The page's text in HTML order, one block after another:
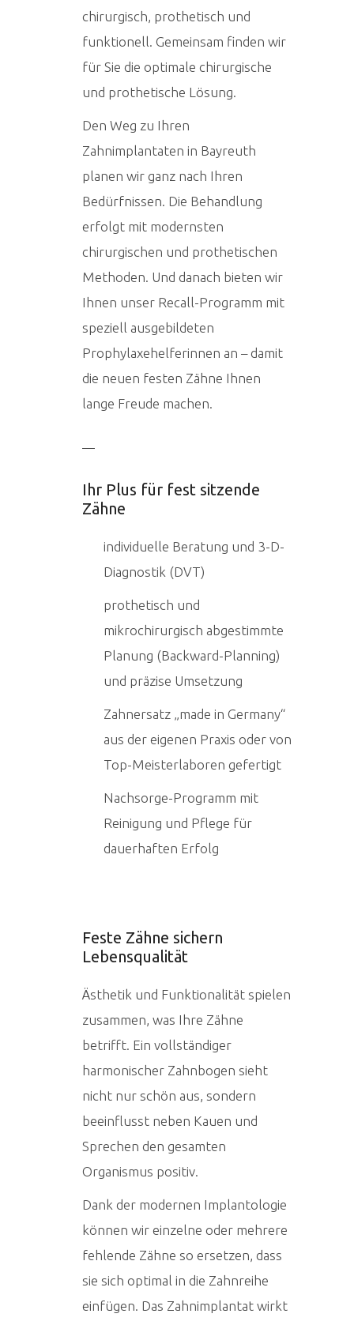
chirurgisch, prothetisch und
funktionell. Gemeinsam finden wir
für Sie die optimale chirurgische
und prothetische Lösung.
Den Weg zu Ihren
Zahnimplantaten in Bayreuth
planen wir ganz nach Ihren
Bedürfnissen. Die Behandlung
erfolgt mit modernsten
chirurgischen und prothetischen
Methoden. Und danach bieten wir
Ihnen unser Recall-Programm mit
speziell ausgebildeten
Prophylaxehelferinnen an – damit
die neuen festen Zähne Ihnen
lange Freude machen.
Ihr Plus für fest sitzende
Zähne
individuelle Beratung und 3-D-
Diagnostik (DVT)
prothetisch und
mikrochirurgisch abgestimmte
Planung (Backward-Planning)
und präzise Umsetzung
Zahnersatz „made in Germany“
aus der eigenen Praxis oder von
Top-Meisterlaboren gefertigt
Nachsorge-Programm mit
Reinigung und Pflege für
dauerhaften Erfolg
Feste Zähne sichern
Lebensqualität
Ästhetik und Funktionalität spielen
zusammen, was Ihre Zähne
betrifft. Ein vollständiger
harmonischer Zahnbogen sieht
nicht nur schön aus, sondern
beeinflusst neben Kauen und
Sprechen den gesamten
Organismus positiv.
Dank der modernen Implantologie
können wir einzelne oder mehrere
fehlende Zähne so ersetzen, dass
sie sich optimal in die Zahnreihe
einfügen. Das Zahnimplantat wirkt